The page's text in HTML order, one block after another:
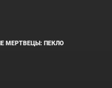
МЕРТВЕЦЫ: ПЕКЛО